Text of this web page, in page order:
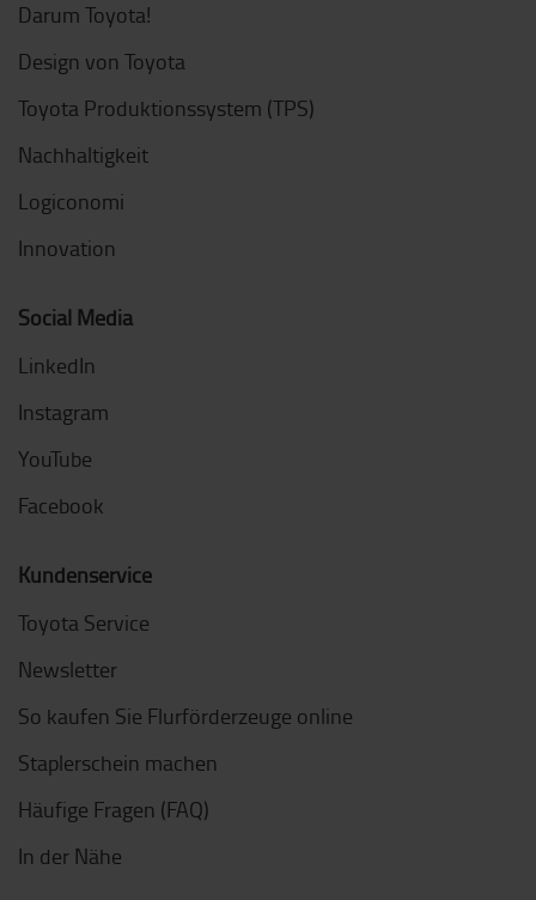
Darum Toyota!
Design von Toyota
Toyota Produktionssystem (TPS)
Nachhaltigkeit
Logiconomi
Innovation
Social Media
LinkedIn
Instagram
YouTube
Facebook
Kundenservice
Toyota Service
Newsletter
So kaufen Sie Flurförderzeuge online
Staplerschein machen
Häufige Fragen (FAQ)
In der Nähe